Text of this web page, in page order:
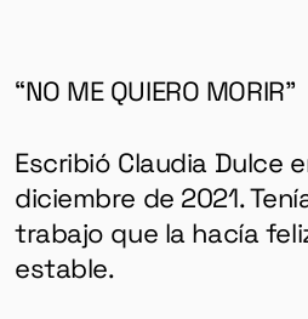
“NO ME QUIERO MORIR”
Escribió Claudia Dulce
diciembre de 2021.
trabajo que la hacía
estable.